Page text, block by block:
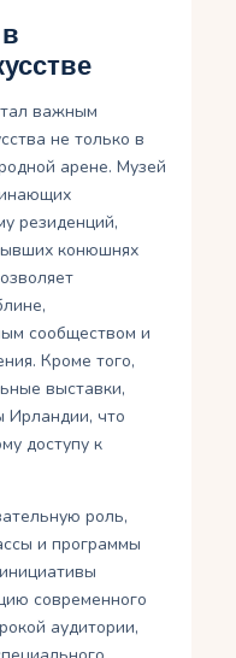
важным
не только в
арене. Музей
резиденций,
конюшнях
сообществом и
Кроме того,
выставки,
Ирландии, что
доступу к
роль,
и программы
современного
аудитории,